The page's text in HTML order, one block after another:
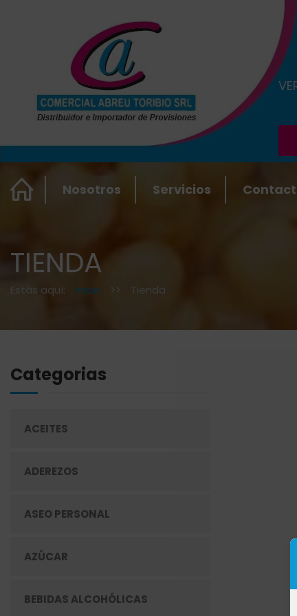
Nosotros Servicios
TIENDA
Estás aquí: Inicio >> Tienda
Categorias
ACEITES
ADEREZOS
ASEO PERSONAL
AZÚCAR
BEBIDAS ALCOHÓLICAS